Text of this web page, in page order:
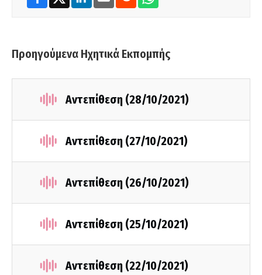
Προηγούμενα Ηχητικά Εκπομπής
Αντεπίθεση (28/10/2021)
Αντεπίθεση (27/10/2021)
Αντεπίθεση (26/10/2021)
Αντεπίθεση (25/10/2021)
Αντεπίθεση (22/10/2021)